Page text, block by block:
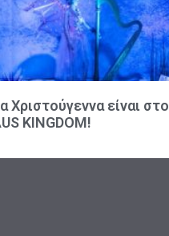
Χριστούγεννα είναι στο
KINGDOM!